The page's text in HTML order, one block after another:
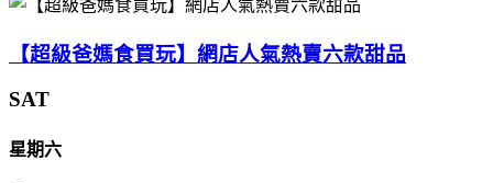
【超級爸媽食買玩】網店人氣熱賣六款甜品
SAT
星期六